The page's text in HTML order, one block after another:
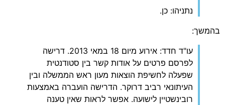
נתניהו: כן.
בהמשך:
עו"ד חדד: אירוע מיום 18 במאי 2013. דרישה
לפרסם פרטים על אודות קשר בין סטודנטית
שפעלה לחשיפת הוצאות מעון ראש הממשלה ובין
העיתונאי רביב דרוקר. הדרישה הועברה באמצעות
רובינשטיין לישועה. אפשר לראות שאין טענה